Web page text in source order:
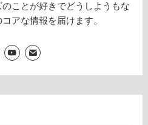
ことが好きでどうしようもな
アな情報を届けます。